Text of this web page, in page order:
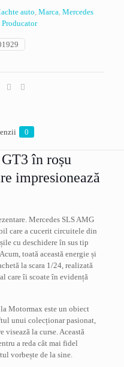
auto, Marca, Mercedes
Producator
0
în roșu
impresionează
Mercedes SLS AMG
care a cucerit circuitele din
cu deschidere în sus tip
toată această energie și
la scara 1/24, realizată
care îi scoate în evidență
Motormax este un obiect
unui colecționar pasionat,
la curse. Această
a reda cât mai fidel
vorbește de la sine.